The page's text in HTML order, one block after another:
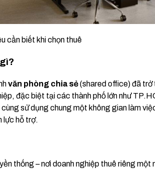
cần biết khi chọn thuê
văn phòng chia sẻ(shared office) đã trở
đặc biệt tại các thành phố lớn như
sử dụng chung một không gian làm
lực hỗ trợ.
thống – nơi doanh nghiệp thuê riêng